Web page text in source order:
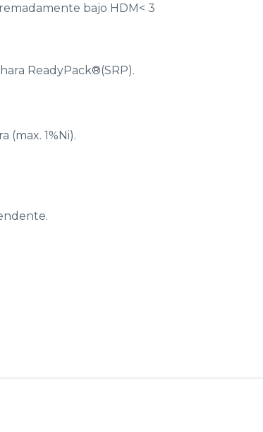
bajo HDM< 3
ReadyPack®(SRP).
(max. 1%Ni).